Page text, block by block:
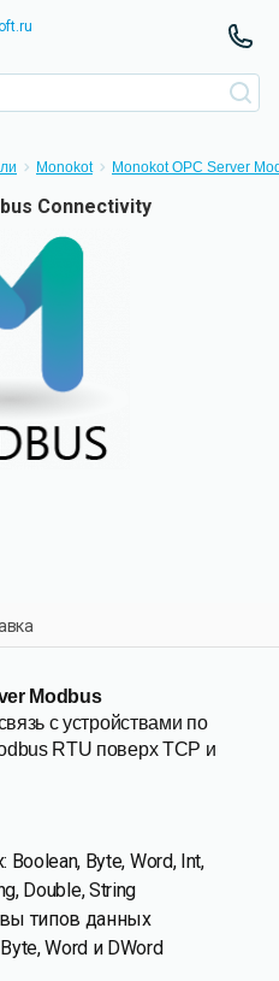
Monokot Monokot OPC Server
Connectivity
Modbus
с устройствами по
RTU поверх TCP и
Byte, Word, Int,
Double, String
типов данных
Word и DWord